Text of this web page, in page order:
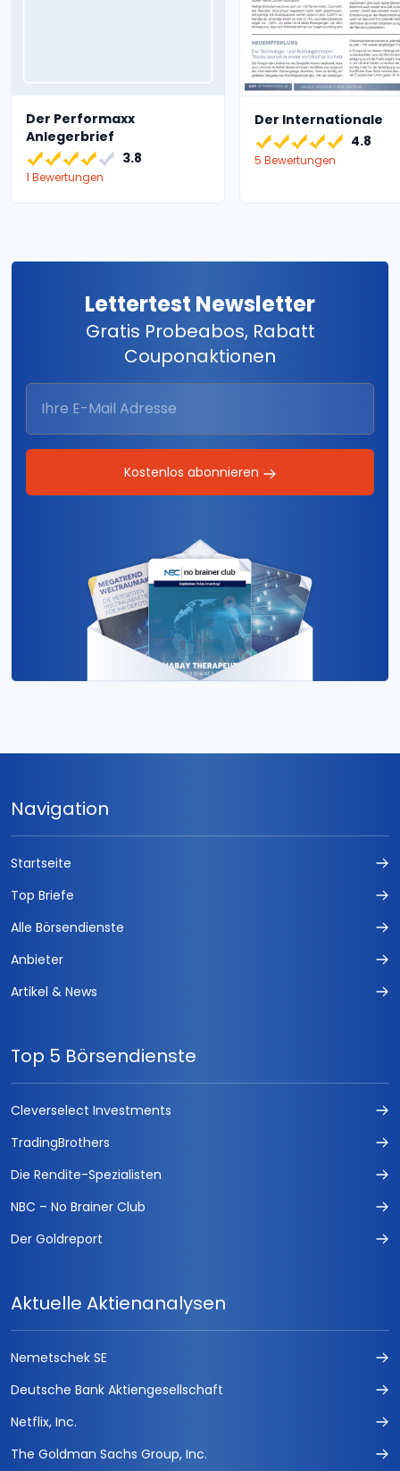
Der Performaxx
Anlegerbrief
3.8
1 Bewertungen
Der Internationale
4.8
5 Bewertungen
Lettertest Newsletter
Gratis Probeabos, Rabatt
Couponaktionen
Kostenlos abonnieren
Navigation
Startseite
Top Briefe
Alle Börsendienste
Anbieter
Artikel & News
Top 5 Börsendienste
Cleverselect Investments
TradingBrothers
Die Rendite-Spezialisten
NBC – No Brainer Club
Der Goldreport
Aktuelle Aktienanalysen
Nemetschek SE
Deutsche Bank Aktiengesellschaft
Netflix, Inc.
The Goldman Sachs Group, Inc.